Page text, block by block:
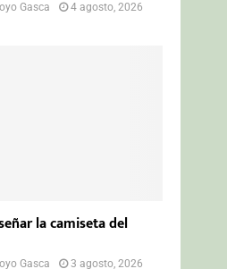
Gasca
4 agosto, 2026
la camiseta del
Gasca 3 agosto, 2026